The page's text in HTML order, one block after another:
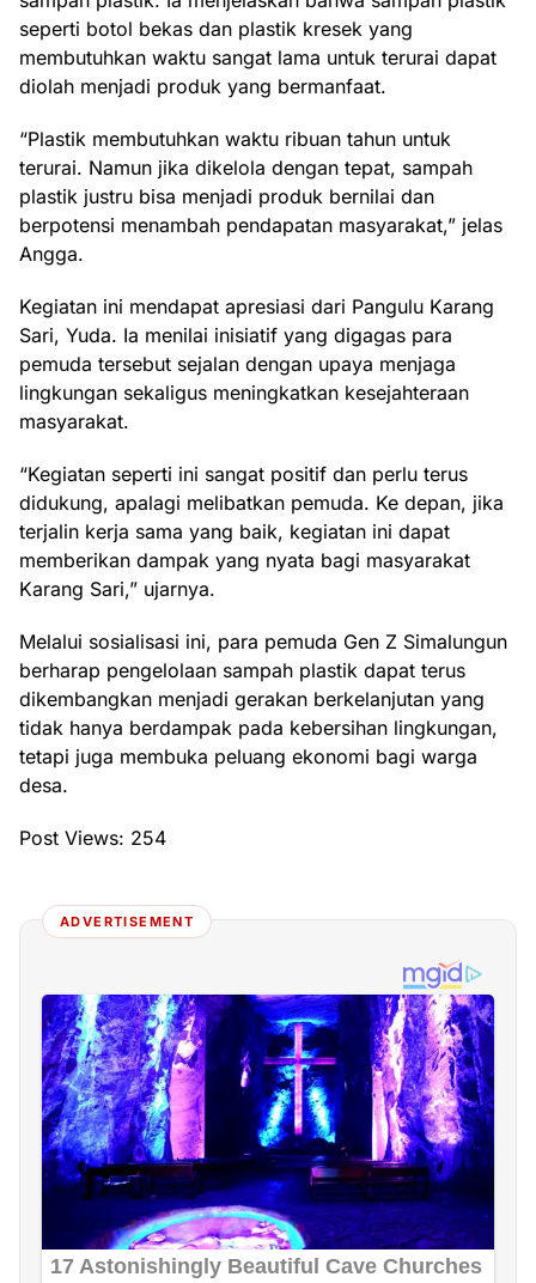
seperti botol bekas dan plastik kresek yang
membutuhkan waktu sangat lama untuk terurai dapat
diolah menjadi produk yang bermanfaat.
“Plastik membutuhkan waktu ribuan tahun untuk
terurai. Namun jika dikelola dengan tepat, sampah
plastik justru bisa menjadi produk bernilai dan
berpotensi menambah pendapatan masyarakat,” jelas
Angga.
Kegiatan ini mendapat apresiasi dari Pangulu Karang
Sari, Yuda. Ia menilai inisiatif yang digagas para
pemuda tersebut sejalan dengan upaya menjaga
lingkungan sekaligus meningkatkan kesejahteraan
masyarakat.
“Kegiatan seperti ini sangat positif dan perlu terus
didukung, apalagi melibatkan pemuda. Ke depan, jika
terjalin kerja sama yang baik, kegiatan ini dapat
memberikan dampak yang nyata bagi masyarakat
Karang Sari,” ujarnya.
Melalui sosialisasi ini, para pemuda Gen Z Simalungun
berharap pengelolaan sampah plastik dapat terus
dikembangkan menjadi gerakan berkelanjutan yang
tidak hanya berdampak pada kebersihan lingkungan,
tetapi juga membuka peluang ekonomi bagi warga
desa.
Post Views: 254
ADVERTISEMENT